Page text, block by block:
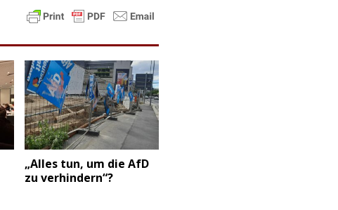
„Alles tun, um die AfD
zu verhindern“?